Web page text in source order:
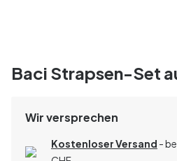
Baci Strapsen-Set
Wir versprechen
Kostenloser Versand -